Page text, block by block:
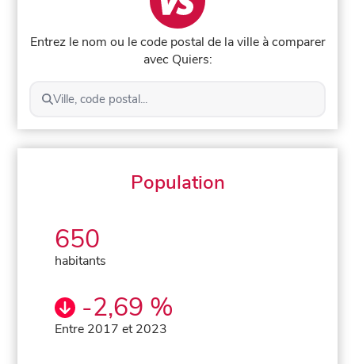
Entrez le nom ou le code postal de la ville à comparer
avec Quiers:
Ville, code postal...
Population
650
habitants
-2,69 %
Entre 2017 et 2023